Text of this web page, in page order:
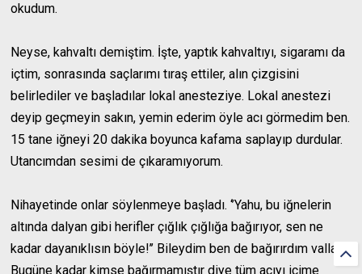
okudum.
Neyse, kahvaltı demiştim. İşte, yaptık kahvaltıyı, sigaramı da
içtim, sonrasında saçlarımı tıraş ettiler, alın çizgisini
belirlediler ve başladılar lokal anesteziye. Lokal anestezi
deyip geçmeyin sakın, yemin ederim öyle acı görmedim ben.
15 tane iğneyi 20 dakika boyunca kafama saplayıp durdular.
Utancımdan sesimi de çıkaramıyorum.
Nihayetinde onlar söylenmeye başladı. ‘’Yahu, bu iğnelerin
altında dalyan gibi herifler çığlık çığlığa bağırıyor, sen ne
kadar dayanıklısın böyle!’’ Bileydim ben de bağırırdım valla.
Bugüne kadar kimse bağırmamıştır diye tüm acıyı içime